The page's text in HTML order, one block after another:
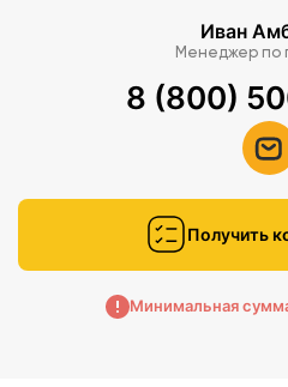
Иван
Менеджер по
8 (800)
Получить
Минимальная